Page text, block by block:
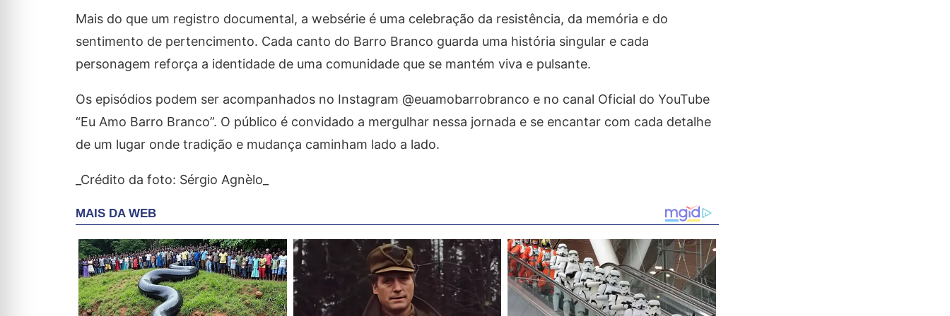
Mais do que um registro documental, a websérie é uma celebração da resistência, da memória e do
sentimento de pertencimento. Cada canto do Barro Branco guarda uma história singular e cada
personagem reforça a identidade de uma comunidade que se mantém viva e pulsante.
Os episódios podem ser acompanhados no Instagram @euamobarrobranco e no canal Oficial do YouTube
“Eu Amo Barro Branco”. O público é convidado a mergulhar nessa jornada e se encantar com cada detalhe
de um lugar onde tradição e mudança caminham lado a lado.
_Crédito da foto: Sérgio Agnèlo_